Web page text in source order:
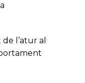
l’atur al